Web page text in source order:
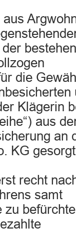
die
Klägerin
aus
an
KG
recht
samt
zu